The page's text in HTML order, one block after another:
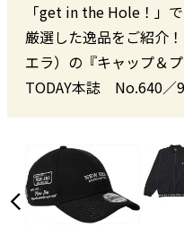
「get in the Hole！」
厳選した逸品をご紹介
エラ）の『キャップ＆
TODAY本誌 No.640／